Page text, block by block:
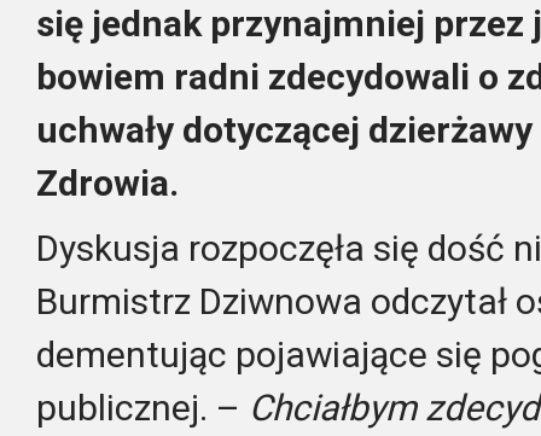
się jednak przynajmniej przez
bowiem radni zdecydowali o
uchwały dotyczącej
Zdrowia.
Dyskusja rozpoczęła się dość
Burmistrz Dziwnowa odczytał
dementując pojawiające się
publicznej. – Chciałbym